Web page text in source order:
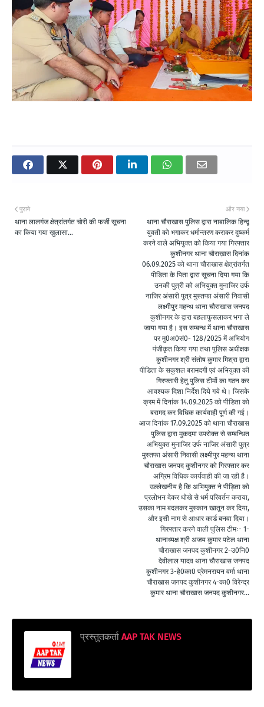
और नया
थाना चौराखास पुलिस द्वारा नाबालिक हिन्दू
युवती को भगाकर धर्मान्तरण कराकर दुष्कर्म
करने वाले अभियुक्त को किया गया गिरफ्तार
कुशीनगर थाना चौराख़ास दिनांक
06.09.2025 को थाना चौराखास क्षेत्रांतर्गत
पीडिता के पिता द्वारा सूचना दिया गया कि
उनकी पुत्री को अभियुक्त मुनाजिर उर्फ
नाजिर अंसारी पुत्र मुस्तफा अंसारी निवासी
लक्ष्मीपुर महन्थ थाना चौराखास जनपद
कुशीनगर के द्वारा बहलाफुसलाकर भगा ले
जाया गया है। इस सम्बन्ध में थाना चौराखास
पर मु0अ0सं0- 128/2025 में अभियोग
पंजीकृत किया गया तथा पुलिस अधीक्षक
कुशीनगर श्री संतोष कुमार मिश्रा द्वारा
पीडिता के सकुशल बरामदगी एवं अभियुक्त की
गिरफ्तारी हेतु पुलिस टीमों का गठन कर
आवश्यक दिशा निर्देश दिये गये थे। जिसके
क्रम में दिनांक 14.09.2025 को पीडिता को
बरामद कर विधिक कार्यवाही पूर्ण की गई।
आज दिनांक 17.09.2025 को थाना चौराखास
पुलिस द्वारा मुकदमा उपरोक्त से सम्बन्धित
अभियुक्त मुनाजिर उर्फ नाजिर अंसारी पुत्र
मुस्तफा अंसारी निवासी लक्ष्मीपुर महन्थ थाना
चौराखास जनपद कुशीनगर को गिरफ्तार कर
अग्रिम विधिक कार्यवाही की जा रही है।
उल्लेखनीय है कि अभियुक्त ने पीड़िता को
प्रलोभन देकर धोखे से धर्म परिवर्तन कराया,
उसका नाम बदलकर मुस्कान खातून कर दिया,
और इसी नाम से आधार कार्ड बनवा दिया।
गिरफ्तार करने वाली पुलिस टीमः- 1-
थानाध्यक्ष श्री अजय कुमार पटेल थाना
चौराखास जनपद कुशीनगर 2-उ0नि0
देवीलाल यादव थाना चौराखास जनपद
कुशीनगर 3-हे0का0 प्रेमनरायन वर्मा थाना
चौराखास जनपद कुशीनगर 4-का0 विरेन्द्र
कुमार थाना चौराखास जनपद कुशीनगर...
पुराने
थाना लालगंज क्षेत्रांतर्गत चोरी की फर्जी सूचना
का किया गया खुलासा...
प्रस्तुतकर्ता AAP TAK NEWS